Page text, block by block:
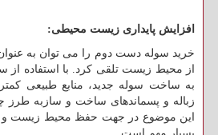
افزایش پایداری زیست ‌محیطی:
خرید سوله دست دوم را می توان به
از محیط زیست تلقی کرد. با استفاده از
به ساخت سوله جدید، منابع طبیعی
زباله و پسماندهای ساخت و سازبه طرز
این موضوع در جهت حفظ محیط زیست و